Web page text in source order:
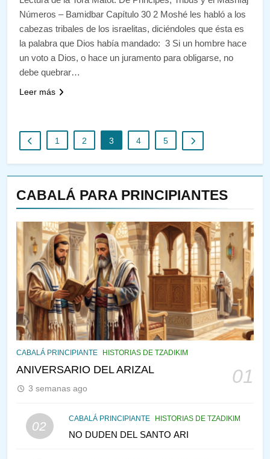
CABALÁ PARA PRINCIPIANTES
CABALÁ PRINCIPIANTE HISTORIAS DE TZADIKIM
ANIVERSARIO DEL ARIZAL 01
3 semanas ago
02
CABALÁ PRINCIPIANTE HISTORIAS DE TZADIKIM
NO DUDEN DEL SANTO ARI
143
¿QUIÉN ES SABIO? EL QUE
VE LO QUE VA A NACER
PENSAMIENTO JUDÍO PIRKEI AVOT
144
CABALÁ Y JASIDUT: EL
CONSEJO DE LOS PADRES
145
TEMPLO Y LA ALEGRÍA EN
Números – Bamidbar Capítulo 30 2 Moshé les habló a los
cabezas tribales de los israelitas, diciéndoles que ésta es
la palabra que Dios había mandado: 3 Si un hombre hace
un voto a Dios, o hace un juramento para obligarse, no
debe quebrar…
Leer más
1 2 3 4 5